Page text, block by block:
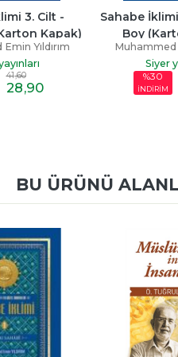
1. Cilt - Büyük
Kapak)
Emin Yıldırım
yayınları
41,60
28,90
Sahabe
Büyük
Siyer
%20
İNDİRİM
BU ÜRÜNÜ